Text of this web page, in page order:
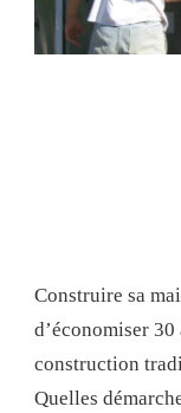
Construire sa
d’économiser
construction
Quelles